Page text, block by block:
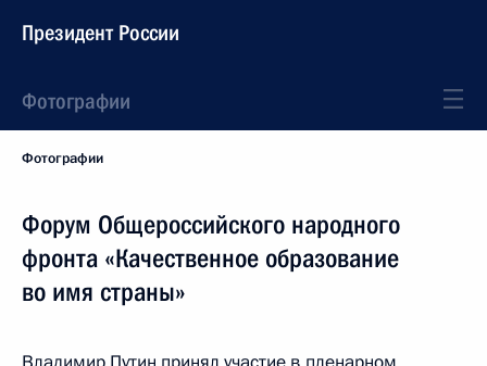
Президент России
Фотографии
Фотографии
Форум Общероссийского народного
фронта «Качественное образование
во имя страны»